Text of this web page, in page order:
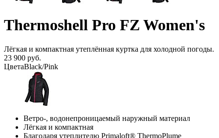
Thermoshell Pro FZ Women's
Лёгкая и компактная утеплённая куртка для холодной погоды.
23 900 руб.
ЦветаBlack/Pink
Ветро-, водонепроницаемый наружный материал
Лёгкая и компактная
Благодаря утеплителю Primaloft® ThermoPlume